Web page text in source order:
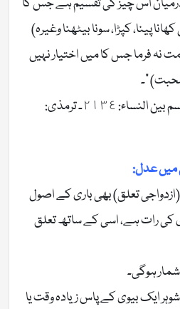
درمیان اس چیز کی تقسیم ہے جس کا
پینا، کپڑا، سونا بیٹھنا وغیرہ)
نہ فرما جس کا میں اختیار نہیں
“۔
[ أبو داوٗد، النکاح، باب فی القسم بین النساء: ٢١٣٤۔ ترمذی:
تعلق) بھی باری کے اصول
رات ہے، اسی کے ساتھ تعلق
ہوگی۔
ایک بیوی کے پاس زیادہ وقت یا